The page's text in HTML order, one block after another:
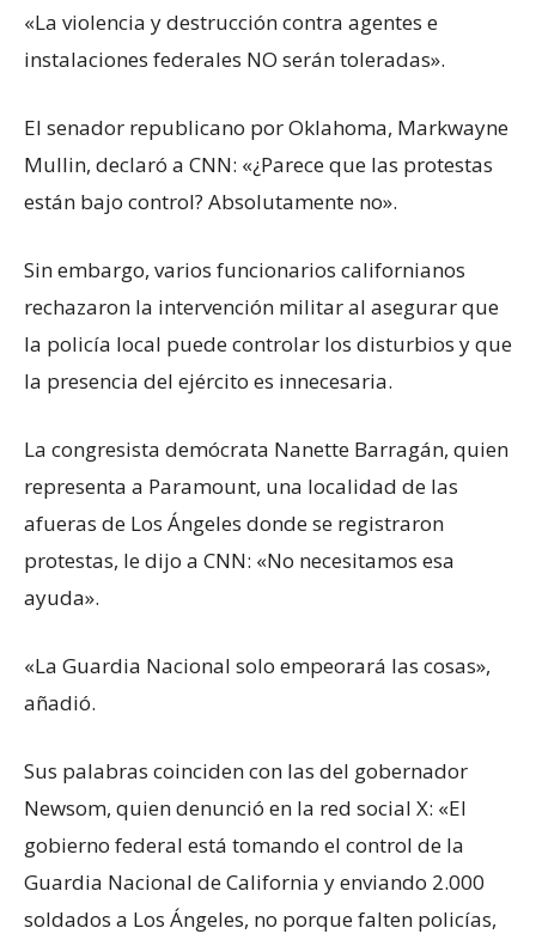
«La violencia y destrucción contra agentes e
instalaciones federales NO serán toleradas».
El senador republicano por Oklahoma, Markwayne
Mullin, declaró a CNN: «¿Parece que las protestas
están bajo control? Absolutamente no».
Sin embargo, varios funcionarios californianos
rechazaron la intervención militar al asegurar que
la policía local puede controlar los disturbios y que
la presencia del ejército es innecesaria.
La congresista demócrata Nanette Barragán, quien
representa a Paramount, una localidad de las
afueras de Los Ángeles donde se registraron
protestas, le dijo a CNN: «No necesitamos esa
ayuda».
«La Guardia Nacional solo empeorará las cosas»,
añadió.
Sus palabras coinciden con las del gobernador
Newsom, quien denunció en la red social X: «El
gobierno federal está tomando el control de la
Guardia Nacional de California y enviando 2.000
soldados a Los Ángeles, no porque falten policías,